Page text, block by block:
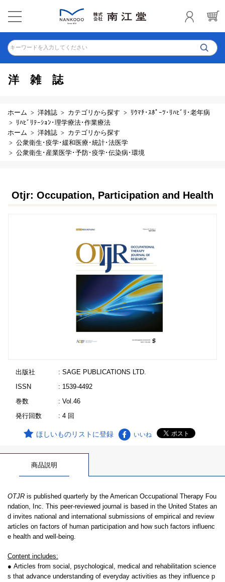
キーワードを入力してください
洋雑誌
ホーム 洋雑誌 カテゴリから探す
ﾘｳﾏﾁ･ｽﾎﾟｰﾂ･ﾘﾊﾋﾞﾘ･老年病
ﾘﾊﾋﾞﾘﾃｰｼｮﾝ･理学療法･作業療法
ホーム
洋雑誌
カテゴリから探す
公衆衛生･疫学･緩和医療･統計･法医学
公衆衛生･産業医学･予防･疫学･伝染病･環境
Otjr: Occupation, Participation and Health
出版社
: SAGE PUBLICATIONS LTD.
ISSN
: 1539-4492
巻数
: Vol.46
発行回数
: 4 回
ほしいものリストに登録 いいね
商品説明
OTJR is published quarterly by the American Occupational Therapy Fou
ndation, Inc. This peer-reviewed journal is based in the United States an
d invites national and international submissions of empirical and review
articles on factors of human participation and how such factors influenc
e health and well-being.
Content includes:
● Articles from social, psychological, medical and rehabilitation science
s that advance understanding of everyday activities as they influence p